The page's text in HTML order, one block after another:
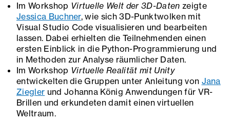
Im Workshop Virtuelle Welt der 3D-Daten zeigte
Jessica Buchner, wie sich 3D-Punktwolken mit
Visual Studio Code visualisieren und bearbeiten
lassen. Dabei erhielten die Teilnehmenden einen
ersten Einblick in die Python-Programmierung und
in Methoden zur Analyse räumlicher Daten.
Im Workshop Virtuelle Realität mit Unity
entwickelten die Gruppen unter Anleitung von Jana
Ziegler und Johanna König Anwendungen für VR-
Brillen und erkundeten damit einen virtuellen
Weltraum.